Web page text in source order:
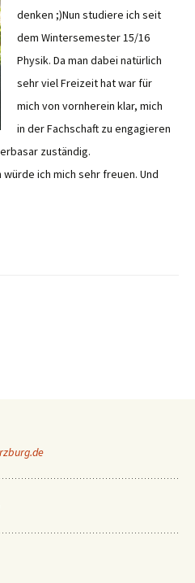
denken ;)Nun studiere ich seit
dem Wintersemester 15/16
Physik. Da man dabei natürlich
sehr viel Freizeit hat war für
mich von vornherein klar, mich
in der Fachschaft zu engagieren
zuständig.
ich mich sehr freuen. Und